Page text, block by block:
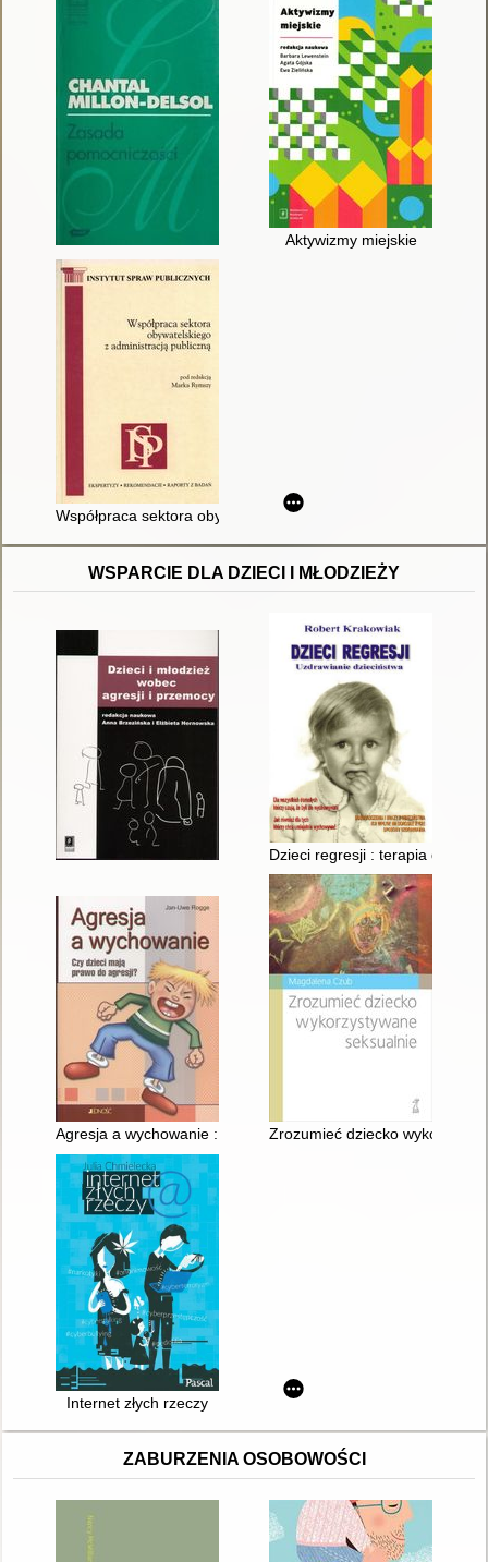
Aktywizmy miejskie
Współpraca sektora obywatelskiego z administracją publiczną
WSPARCIE DLA DZIECI I MŁODZIEŻY
Dzieci regresji : terapia
Agresja a wychowanie : czy dzieci mają prawo do agresji?
Zrozumieć dziecko
Internet złych rzeczy
ZABURZENIA OSOBOWOŚCI